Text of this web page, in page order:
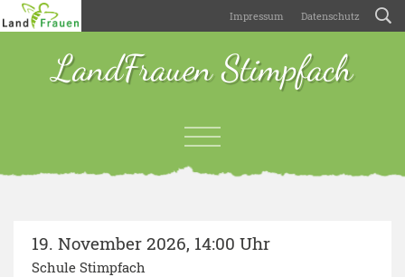
Impressum Datenschutz
LandFrauen Stimpfach
19. November 2026, 14:00 Uhr
Schule Stimpfach